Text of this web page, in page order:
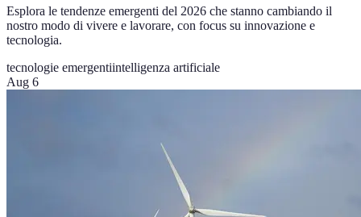
Esplora le tendenze emergenti del 2026 che stanno cambiando il
nostro modo di vivere e lavorare, con focus su innovazione e
tecnologia.
tecnologie emergentiintelligenza artificiale
Aug 6